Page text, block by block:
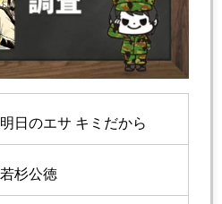
明日のエサ キミだから
若杉公徳